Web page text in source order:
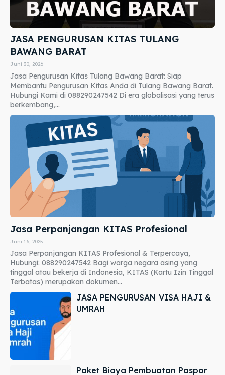
JASA PENGURUSAN KITAS TULANG
BAWANG BARAT
Juni 30, 2026
Jasa Pengurusan Kitas Tulang Bawang Barat: Siap
Membantu Pengurusan Kitas Anda di Tulang Bawang Barat.
Hubungi Kami di 088290247542 Di era globalisasi yang terus
berkembang,...
Jasa Perpanjangan KITAS Profesional
Juni 16, 2025
Jasa Perpanjangan KITAS Profesional & Terpercaya,
Hubungi: 088290247542 Bagi warga negara asing yang
tinggal atau bekerja di Indonesia, KITAS (Kartu Izin Tinggal
Terbatas) merupakan dokumen...
JASA PENGURUSAN VISA HAJI &
UMRAH
Paket Biaya Pembuatan Paspor